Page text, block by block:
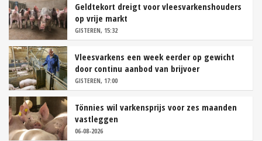
Geldtekort dreigt voor vleesvarkenshouders
op vrije markt
GISTEREN, 15:32
Vleesvarkens een week eerder op gewicht
door continu aanbod van brijvoer
GISTEREN, 17:00
Tönnies wil varkensprijs voor zes maanden
vastleggen
06-08-2026